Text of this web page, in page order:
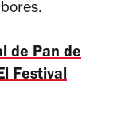
de Pan de
Festival